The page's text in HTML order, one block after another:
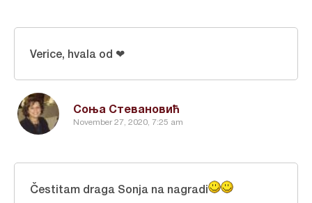
Соња Стевановић
November 27, 2020, 7:25 am
Verice, hvala od ❤
Čestitam draga Sonja na nagradi